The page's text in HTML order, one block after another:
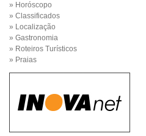
» Horóscopo
» Classificados
» Localização
» Gastronomia
» Roteiros Turísticos
» Praias